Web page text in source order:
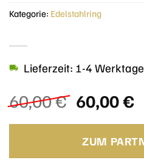
60,00€
Preis
war:
60,00 €
60,00€
Lieferzeit: 1-4 Werktage
ZUM
Kategorie: Edelstahlring